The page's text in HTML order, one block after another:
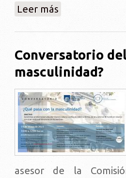
Leer más
Conversatorio
masculinidad?
asesor de la